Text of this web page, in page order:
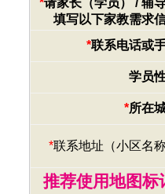
*请家长（学员） / 辅
填写以下家教需求
*联系电话或
学员
*所在
*联系地址（小区名称
推荐使用地图标